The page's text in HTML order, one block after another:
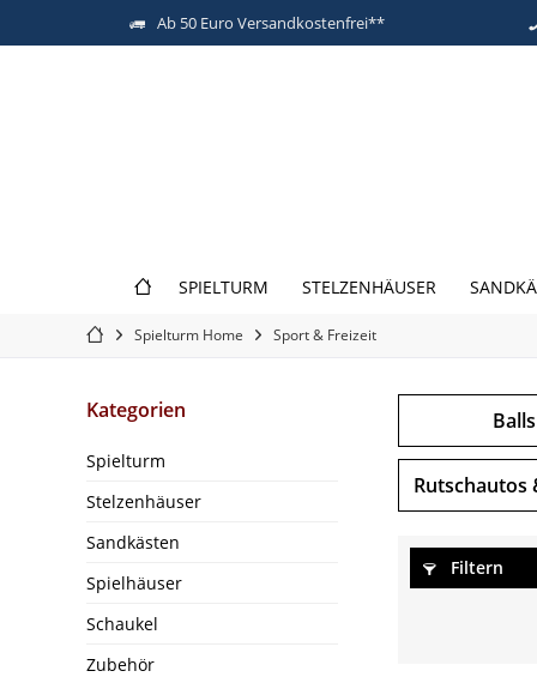
Ab 50 Euro Versandkostenfrei**
SPIELTURM STELZENHÄUSER
Spielturm Home Sport & Freizeit
Kategorien
Spielturm
Stelzenhäuser
Sandkästen
Spielhäuser
Schaukel
Zubehör
Rutschautos
Filtern